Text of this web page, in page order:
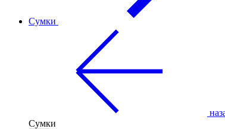
Сумки
Сумки